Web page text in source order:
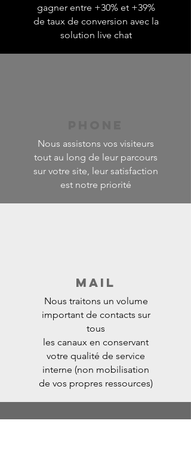
gagner entre +30% et +39%
de taux de conversion avec la
solution live chat
Nous assistons vos visiteurs
tout au long de leur parcours
sur votre site, leur satisfaction
est notre priorité
MAIL
Nous traitons un volume
important de contacts sur
tous
les canaux en conservant
votre qualité de service
interne (non mobilisation
de vos propres ressources)